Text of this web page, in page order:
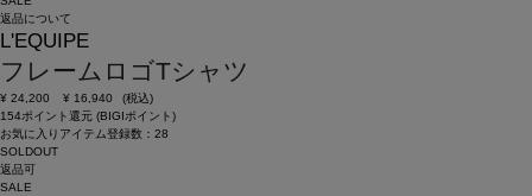
返品について
L'EQUIPE
フレームロゴTシャツ
¥ 24,200 ¥ 16,940
(税込)
154ポイント還元 (BIGIポイント)
お気に入りアイテム登録数： 28
SOLDOUT
返品可
SALE